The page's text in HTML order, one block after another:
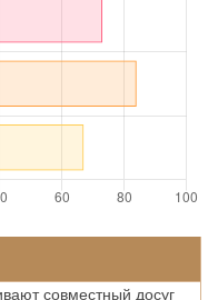
совместный досуг